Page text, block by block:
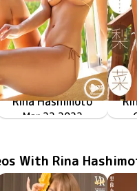
Rina Hashimoto
マブいぜ ブラックHR
OME-427
Mar 22 2022 わ
With Rina